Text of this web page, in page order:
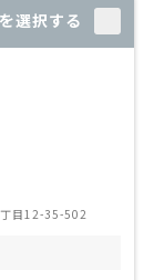
選択する
目12-35-502